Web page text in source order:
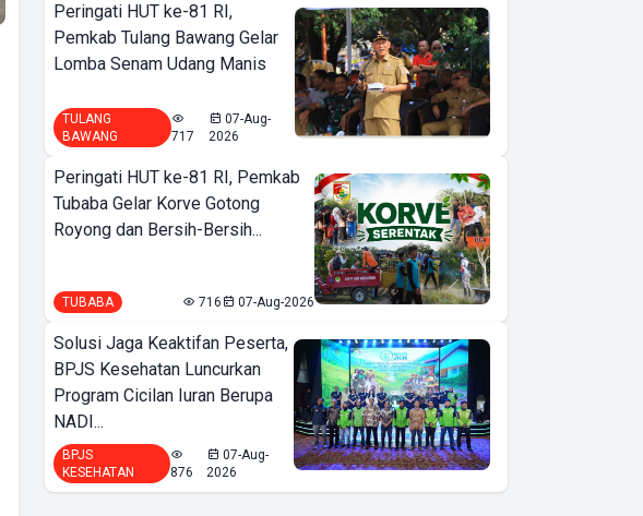
Peringati HUT ke-81 RI,
Pemkab Tulang Bawang Gelar
Lomba Senam Udang Manis
TULANG
BAWANG
717
07-Aug-
2026
Peringati HUT ke-81 RI, Pemkab
Tubaba Gelar Korve Gotong
Royong dan Bersih-Bersih...
TUBABA 716 07-Aug-2026
Solusi Jaga Keaktifan Peserta,
BPJS Kesehatan Luncurkan
Program Cicilan Iuran Berupa
NADI...
BPJS
KESEHATAN
876
07-Aug-
2026